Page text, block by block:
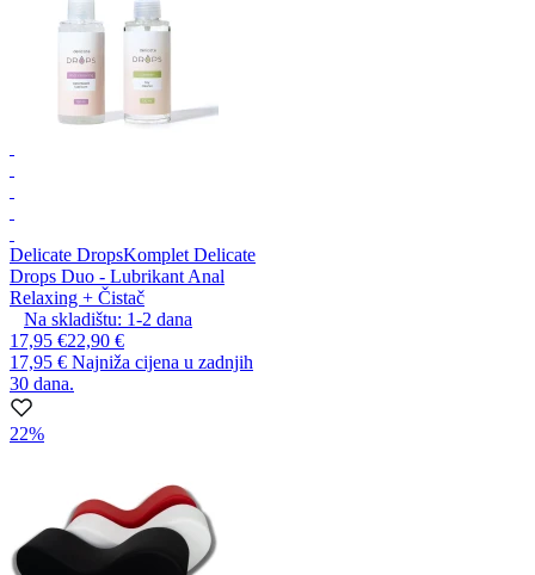
Delicate DropsKomplet Delicate
Drops Duo - Lubrikant Anal
Relaxing + Čistač
Na skladištu: 1-2 dana
17,95 €22,90 €
17,95 € Najniža cijena u zadnjih
30 dana.
22%